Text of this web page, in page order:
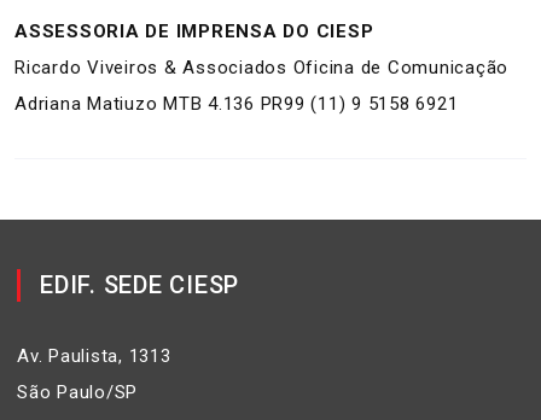
ASSESSORIA DE IMPRENSA DO CIESP
Ricardo Viveiros & Associados Oficina de Comunicação
Adriana Matiuzo MTB 4.136 PR99 (11) 9 5158 6921
EDIF. SEDE CIESP
Av. Paulista, 1313
São Paulo/SP